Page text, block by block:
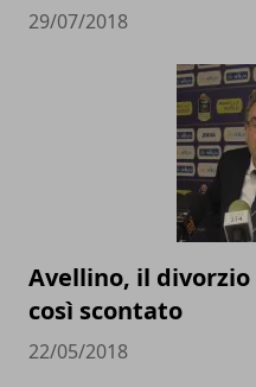
29/07/2018
Avellino, il divorzio
così scontato
22/05/2018